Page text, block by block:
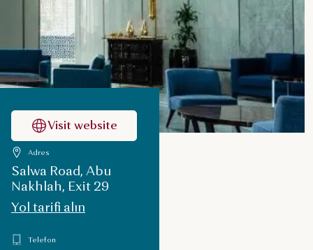
Visit website
Adres
Salwa Road, Abu
Nakhlah, Exit 29
Yol tarifi alın
Telefon